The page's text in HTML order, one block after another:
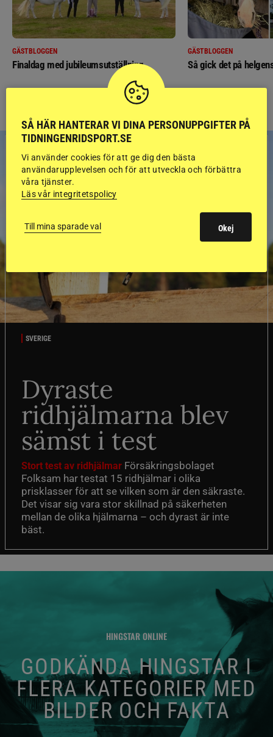
GÄSTBLOGGEN
Finaldag med jubileumsutställning
GÄSTBLOGGEN
Så gick det på
SVERIGE
Dyraste
ridhjälmarna blev
sämst i test
Stort test av ridhjälmar Försäkringsbolaget
Folksam har testat 15 ridhjälmar i olika
prisklasser för att se vilken som är den säkraste.
Det visar sig vara stor skillnad på säkerheten
mellan de olika hjälmarna – och dyrast är inte
bäst.
HINGSTAR ONLINE
GODKÄNDA HINGSTAR I
FLERA KATEGORIER MED
BILDER OCH FAKTA
SÅ HÄR HANTERAR VI DINA PERSONUPPGIFTER PÅ
TIDNINGENRIDSPORT.SE
Vi använder cookies för att ge dig den bästa
användarupplevelsen och för att utveckla och förbättra
våra tjänster.
Läs vår integritetspolicy
Till mina sparade val Okej